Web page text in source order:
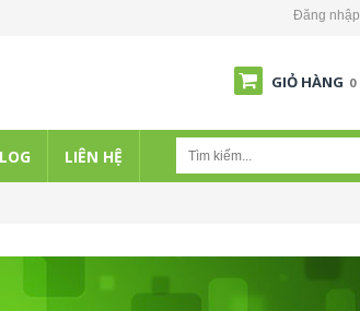
Đăng nhập
GIỎ HÀNG 0
LIÊN HỆ